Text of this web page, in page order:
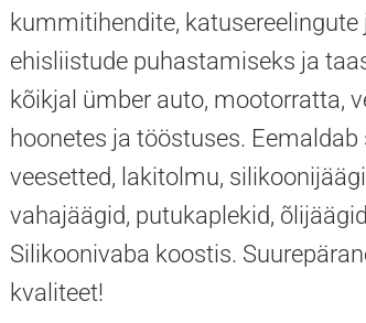
kummitihendite, katusereelingute
ehisliistude puhastamiseks ja
kõikjal ümber auto, mootorratta,
hoonetes ja tööstuses. Eemaldab
veesetted, lakitolmu,
vahajäägid, putukaplekid,
Silikoonivaba koostis.
kvaliteet!